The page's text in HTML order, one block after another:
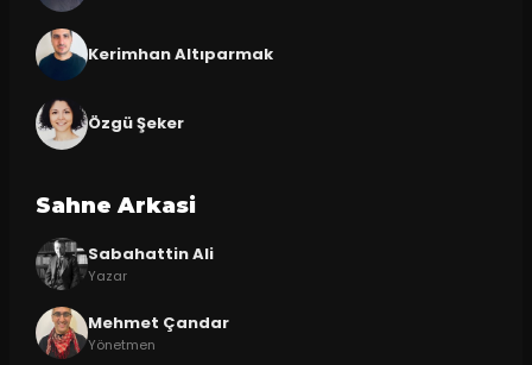
Kerimhan Altıparmak
Özgü Şeker
Sahne Arkasi
Sabahattin Ali
Yazar
Mehmet Çandar
Yönetmen